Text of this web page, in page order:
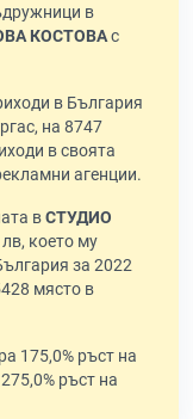
в
КОСТОВАс
в България
на 8747
в своята
агенции.
вСТУДИО
което му
за 2022
място в
175,0% ръст на
ръст на